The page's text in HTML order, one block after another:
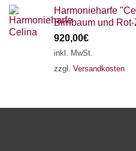
Harmonieharfe
Birnbaum und
920,00€
inkl. MwSt.
zzgl. Versandkosten